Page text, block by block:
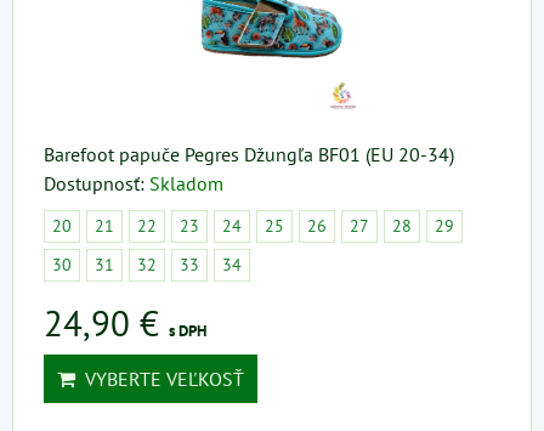
Barefoot papuče Pegres Džungľa BF01 (EU 20-34)
Dostupnosť: Skladom
20 21 22 23 24 25 26 27 28
29
30
31 32 33 34
24,90 € s DPH
VYBERTE VEĽKOSŤ